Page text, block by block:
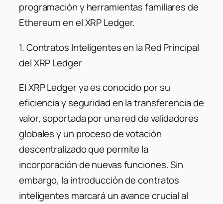
programación y herramientas familiares de
Ethereum en el XRP Ledger.
1. Contratos Inteligentes en la Red Principal
del XRP Ledger
El XRP Ledger ya es conocido por su
eficiencia y seguridad en la transferencia de
valor, soportada por una red de validadores
globales y un proceso de votación
descentralizado que permite la
incorporación de nuevas funciones. Sin
embargo, la introducción de contratos
inteligentes marcará un avance crucial al